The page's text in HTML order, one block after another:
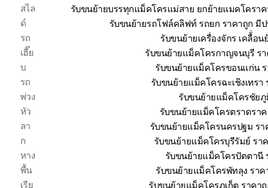
สไล
ด์
รถ
เฮี๊ย
บ
รถ
พ่วง
หัว
ลา
ก
หาง
พื้น
เรีย
รับขนย้ายบรรทุกแม็คโครแม่สาย ยกย้ายแมคโคราค
รับขนย้ายรถโฟล์คลิฟท์ รถยก ราคาถูก มีป
รับขนย้ายเครื่องจักร เคลื้่อ
รับขนย้ายแม็คโครกาญจนบุรี รา
รับขนย้ายแม็คโครขอนแก่น ร
รับขนย้ายแม็คโครฉะเชิงเทรา
รับขนย้ายแม็คโครชัยภู
รับขนย้ายแม็คโครตราดรา
รับขนย้ายแม็คโครนครปฐม รา
รับขนย้ายแม็คโครบุรีรัมย์ รา
รับขนย้ายแม็คโครปัตตานี
รับขนย้ายแม็คโครพัทลุง ราค
รับขนย้ายแม็คโครภูเก็ต ราคา